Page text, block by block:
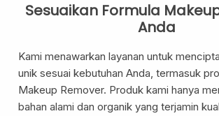
Sesuaikan Formula
Anda
Kami menawarkan layanan untuk
unik sesuai kebutuhan Anda, termasuk
Makeup Remover. Produk kami hanya
bahan alami dan organik yang terjamin